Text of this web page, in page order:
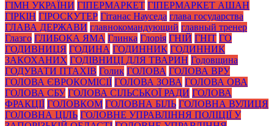
ГІМН УКРАЇНИ ГІПЕРМАРКЕТ ГІПЕРМАРКЕТ АШАН
ГІРКІН ГІРОСКУТЕР Гітанас Науседа глава государства
ГЛАВА ДЕРЖАВИ главнокомандующий главный тренер
Глазго ГЛИБОКА ЯМА Глинка Глорія ГНІЙ ГНІТ ГО
ГОДИВНИЦЯ ГОДИНА ГОДИННИК ГОДИННИК
ЗАКОХАНИХ ГОДІВНИЦІ ДЛЯ ТВАРИН Годовщина
ГОДУВАТИ ПТАХІВ Голик ГОЛОВА ГОЛОВА ВРУ
ГОЛОВА ЄВРОКОМІСІЇ ГОЛОВА ЗОВА ГОЛОВА ОВА
ГОЛОВА СБУ ГОЛОВА СІЛЬСЬКОЇ РАДИ ГОЛОВА
ФРАКЦІЇ ГОЛОВКОМ ГОЛОВНА БІЛЬ ГОЛОВНА ВУЛИЦЯ
ГОЛОВНА ЦІЛЬ ГОЛОВНЕ УПРАВЛІННЯ ПОЛІЦІЇ У